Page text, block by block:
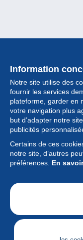
Information
Notre site utilise des
fournir les services
plateforme, garder en
votre navigation plus
but d’adapter notre
publicités
Certains de ces
notre site, d’autres
préférences. En
Collection
Actualités
Fonctionnalités
Société
Services
Articles